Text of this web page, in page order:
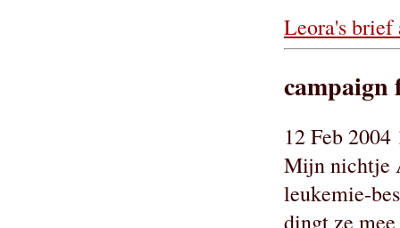
Leora's brief
campaign
12 Feb 2004
Mijn nichtje
leukemie-
dingt ze